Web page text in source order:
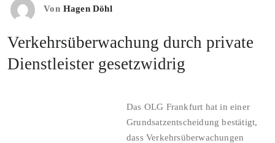
Von Hagen Döhl
Verkehrsüberwachung durch private
Dienstleister gesetzwidrig
Das OLG Frankfurt hat in einer
Grundsatzentscheidung bestätigt,
dass Verkehrsüberwachungen